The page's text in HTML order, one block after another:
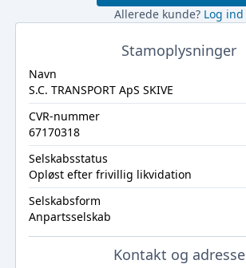
Allerede kunde? Log ind
Stamoplysninger
Navn
S.C. TRANSPORT ApS SKIVE
CVR-nummer
67170318
Selskabsstatus
Opløst efter frivillig likvidation
Selskabsform
Anpartsselskab
Kontakt og adresse